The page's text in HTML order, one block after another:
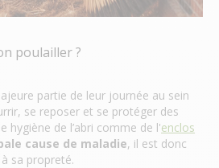
poulailler ?
partie de leur journée au sein
se reposer et se protéger des
hygiène de l’abri comme de l'enclos
cause de maladie, il est donc
sa propreté.